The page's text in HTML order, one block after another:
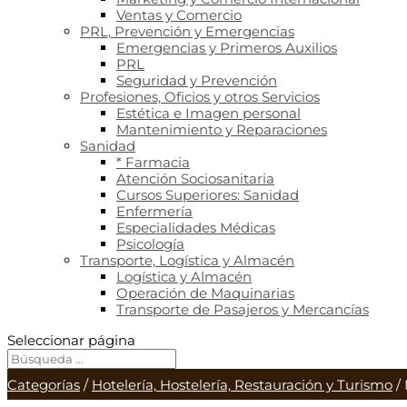
Ventas y Comercio
PRL, Prevención y Emergencias
Emergencias y Primeros Auxilios
PRL
Seguridad y Prevención
Profesiones, Oficios y otros Servicios
Estética e Imagen personal
Mantenimiento y Reparaciones
Sanidad
* Farmacia
Atención Sociosanitaria
Cursos Superiores: Sanidad
Enfermería
Especialidades Médicas
Psicología
Transporte, Logística y Almacén
Logística y Almacén
Operación de Maquinarias
Transporte de Pasajeros y Mercancías
Seleccionar página
Categorías / Hotelería, Hostelería, Restauración y Turismo /